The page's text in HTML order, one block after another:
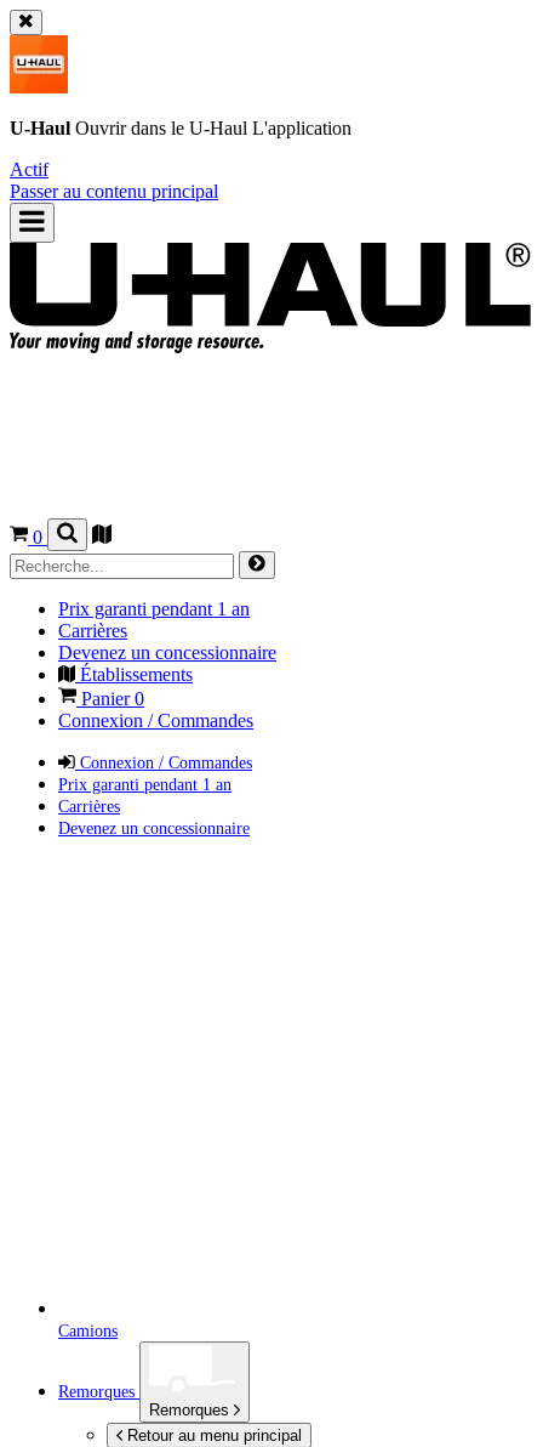
U-Haul Ouvrir dans le U-Haul L'application
Actif
Passer au contenu principal
0
Prix garanti pendant 1 an
Carrières
Devenez un concessionnaire
Établissements
Panier0
Connexion / Commandes
Connexion / Commandes
Prix garanti pendant 1 an
Carrières
Devenez un concessionnaire
Camions
Remorques
Remorques
Retour au menu principal